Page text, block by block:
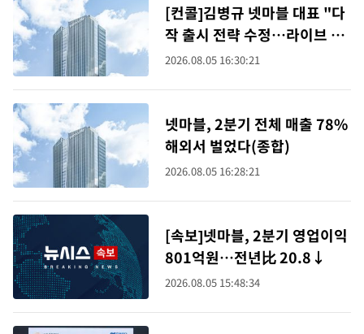
[컨콜]김병규 넷마블 대표 "다
작 출시 전략 수정…라이브 게
임 수명 확대에 집중"
2026.08.05 16:30:21
넷마블, 2분기 전체 매출 78%
해외서 벌었다(종합)
2026.08.05 16:28:21
[속보]넷마블, 2분기 영업이익
801억원…전년比 20.8↓
2026.08.05 15:48:34